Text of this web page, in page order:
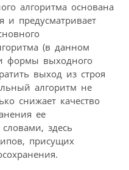
алгоритма основана
и предусматривает
(в данном
формы выходного
выход из строя
алгоритм не
снижает качество
ее
здесь
присущих